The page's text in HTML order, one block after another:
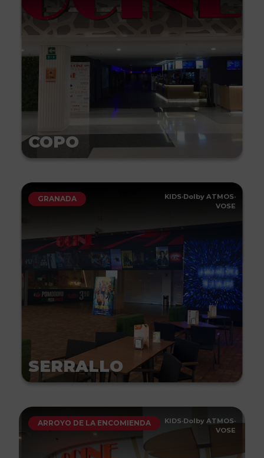
COPO
GRANADA KIDS·Dolby ATMOS·
VOSE
SERRALLO
ARROYO DE LA ENCOMIENDA KIDS·Dolby ATMOS·
VOSE